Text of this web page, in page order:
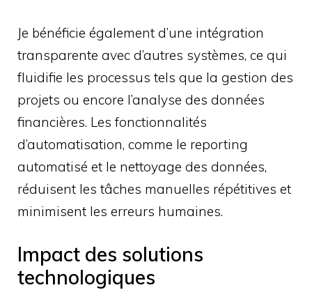
Je bénéficie également d’une intégration
transparente avec d’autres systèmes, ce qui
fluidifie les processus tels que la gestion des
projets ou encore l’analyse des données
financières. Les fonctionnalités
d’automatisation, comme le reporting
automatisé et le nettoyage des données,
réduisent les tâches manuelles répétitives et
minimisent les erreurs humaines.
Impact des solutions
technologiques